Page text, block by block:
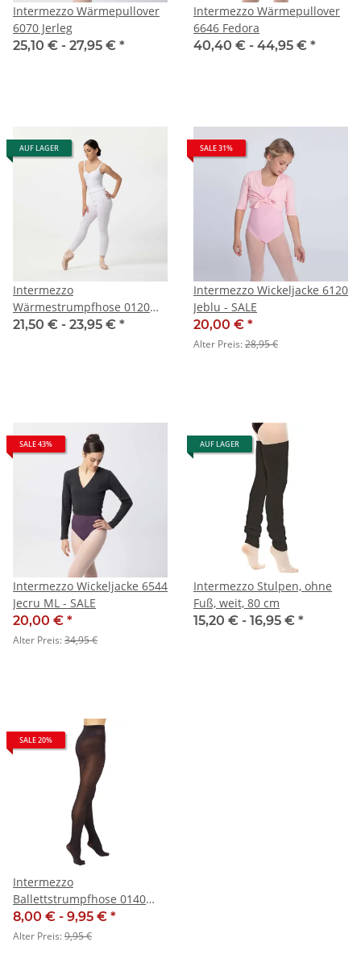
Intermezzo Wärmepullover
6070 Jerleg
25,10 € - 27,95 € *
Intermezzo Wärmepullover
6646 Fedora
40,40 € - 44,95 € *
AUF LAGER
Intermezzo
Wärmestrumpfhose 0120
ohne Fuß
21,50 € - 23,95 € *
SALE 31%
Intermezzo Wickeljacke 6120
Jeblu - SALE
20,00 € *
Alter Preis:28,95 €
SALE 43%
Intermezzo Wickeljacke 6544
Jecru ML - SALE
20,00 € *
Alter Preis:34,95 €
AUF LAGER
Intermezzo Stulpen, ohne
Fuß, weit, 80 cm
15,20 € - 16,95 € *
SALE 20%
Intermezzo
Ballettstrumpfhose 0140
Topacio - SALE
8,00 € - 9,95 € *
Alter Preis:9,95 €